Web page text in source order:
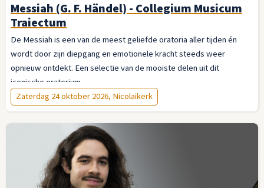
Messiah (G. F. Händel) - Collegium Musicum
Traiectum
De Messiah is een van de meest geliefde oratoria aller tijden én
wordt door zijn diepgang en emotionele kracht steeds weer
opnieuw ontdekt. Een selectie van de mooiste delen uit dit
iconische oratorium.
Zaterdag 24 oktober 2026, Nicolaikerk